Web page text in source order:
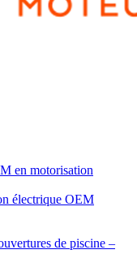
en motorisation
électrique OEM
de piscine –